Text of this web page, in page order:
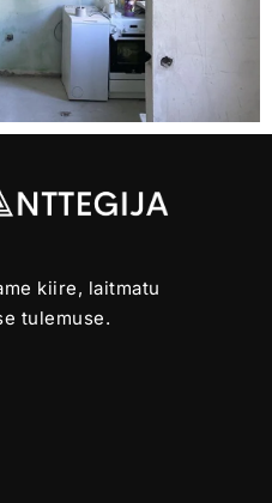
kiire, laitmatu
tulemuse.